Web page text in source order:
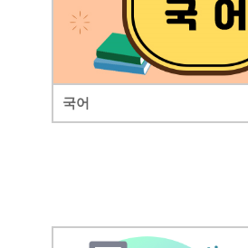
국어